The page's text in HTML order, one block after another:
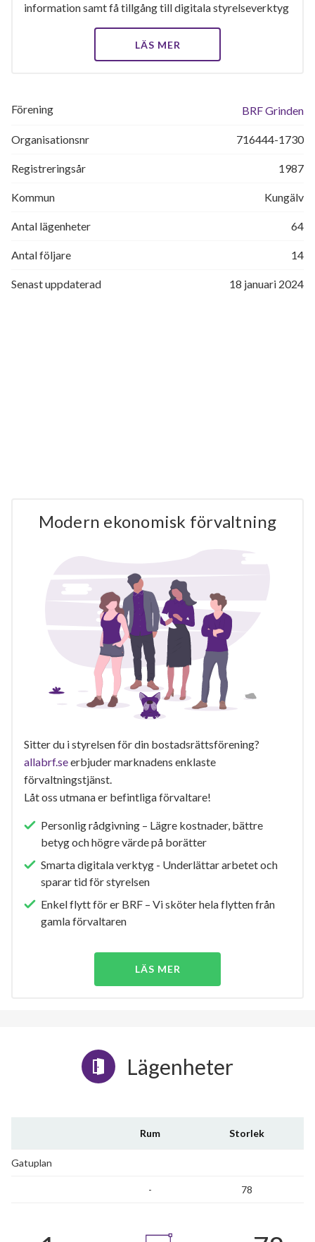
information samt få tillgång till digitala styrelseverktyg
LÄS MER
Förening BRF Grinden
Organisationsnr 716444-1730
Registreringsår 1987
Kommun Kungälv
Antal lägenheter 64
Antal följare 14
Senast uppdaterad 18 januari 2024
Modern ekonomisk förvaltning
Sitter du i styrelsen för din bostadsrättsförening?
allabrf.seerbjuder marknadens enklaste
förvaltningstjänst.
Låt oss utmana er befintliga förvaltare!
Personlig rådgivning – Lägre kostnader, bättre
betyg och högre värde på borätter
Smarta digitala verktyg - Underlättar arbetet och
sparar tid för styrelsen
Enkel flytt för er BRF – Vi sköter hela flytten från
gamla förvaltaren
LÄS MER
Lägenheter
Rum Storlek
Gatuplan
- 78